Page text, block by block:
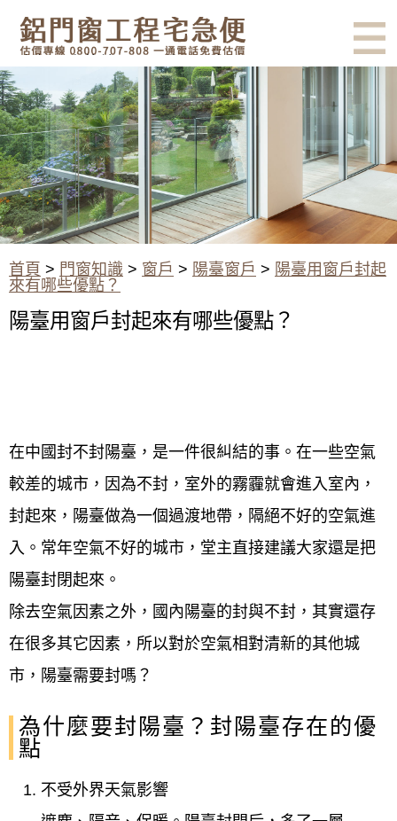
有鋁門窗的結露、隔熱、隔音問
題？找我們就對了！估價專線
0800-707-808
陽臺用窗戶封起來有哪些優點？
首頁 > 門窗知識 > 窗戶 > 陽臺窗戶 > 陽臺用窗戶封起
來有哪些優點？
陽臺用窗戶封起來有哪些優點？
在中國封不封陽臺，是一件很糾結的事。在一些空氣
較差的城市，因為不封，室外的霧霾就會進入室內，
封起來，陽臺做為一個過渡地帶，隔絕不好的空氣進
入。常年空氣不好的城市，堂主直接建議大家還是把
陽臺封閉起來。
除去空氣因素之外，國內陽臺的封與不封，其實還存
在很多其它因素，所以對於空氣相對清新的其他城
市，陽臺需要封嗎？
為什麼要封陽臺？封陽臺存在的優
點
不受外界天氣影響